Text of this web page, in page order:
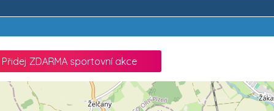
Přidej ZDARMA sportovní akce